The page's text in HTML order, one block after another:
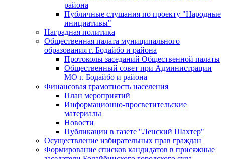
района
Публичные слушания по проекту "Народные
инициативы"
Наградная политика
Общественная палата муниципального
образования г. Бодайбо и района
Протоколы заседаний Общественной палаты
Общественный совет при Администрации
МО г. Бодайбо и района
Финансовая грамотность населения
План мероприятий
Информационно-просветительские
материалы
Новости
Публикации в газете "Ленский Шахтер"
Осуществление избирательных прав граждан
Формирование списков кандидатов в присяжные